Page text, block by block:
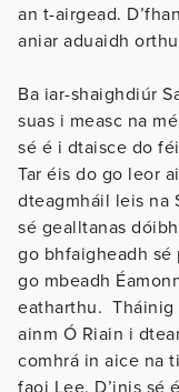
an t-airgead.
aniar aduaidh
Ba iar-shaighdiúr
suas i measc na
sé é i dtaisce do
Tar éis do go leor
dteagmháil leis na
sé gealltanas
go bhfaigheadh sé
go mbeadh
eatharthu. Tháinig
ainm Ó Riain i
comhrá in aice na
faoi Lee. D’inis sé